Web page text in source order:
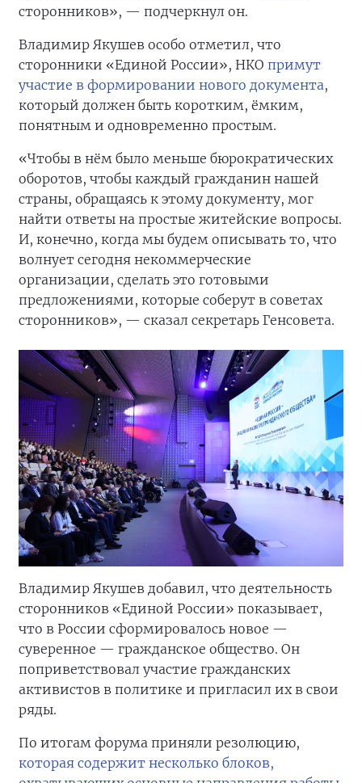
сторонников», — подчеркнул он.
Владимир Якушев особо отметил, что
сторонники «Единой России», НКО примут
участие в формировании нового документа,
который должен быть коротким, ёмким,
понятным и одновременно простым.
«Чтобы в нём было меньше бюрократических
оборотов, чтобы каждый гражданин нашей
страны, обращаясь к этому документу, мог
найти ответы на простые житейские вопросы.
И, конечно, когда мы будем описывать то, что
волнует сегодня некоммерческие
организации, сделать это готовыми
предложениями, которые соберут в советах
сторонников», — сказал секретарь Генсовета.
Владимир Якушев добавил, что деятельность
сторонников «Единой России» показывает,
что в России сформировалось новое —
суверенное — гражданское общество. Он
поприветствовал участие гражданских
активистов в политике и пригласил их в свои
ряды.
По итогам форума приняли резолюцию,
которая содержит несколько блоков,